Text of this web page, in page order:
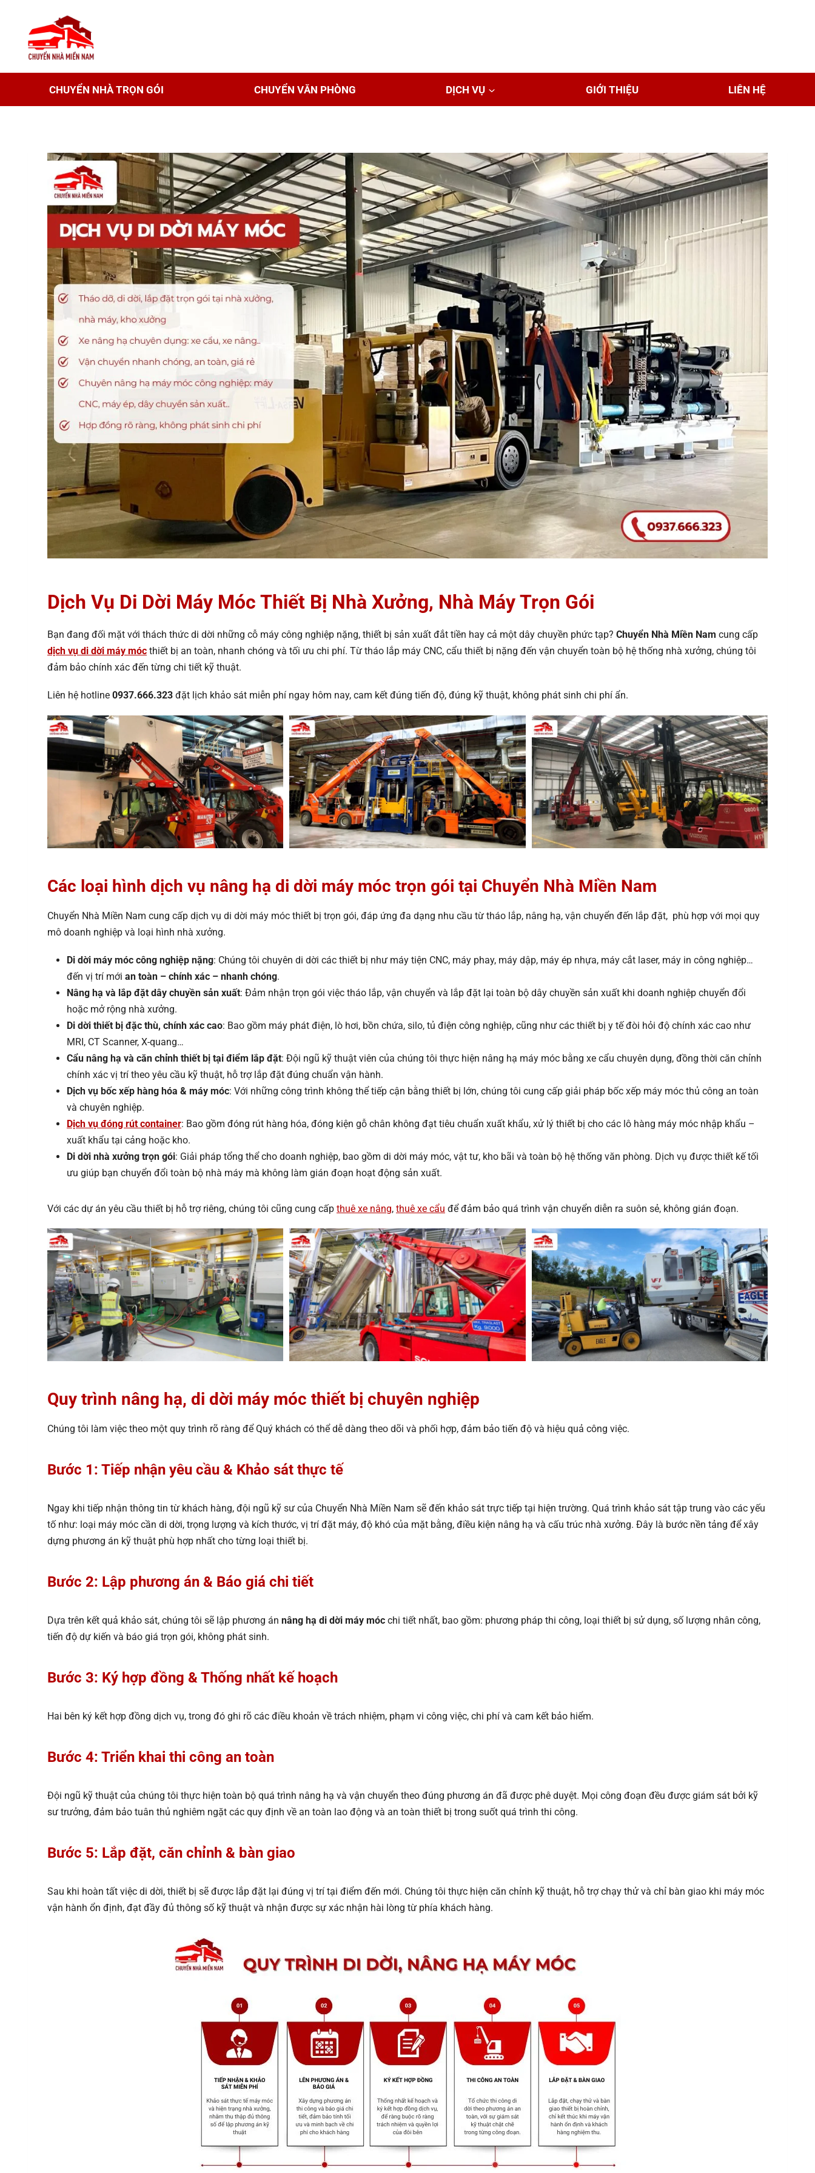
CHUYỂN NHÀ TRỌN GÓI CHUYỂN VĂN PHÒNG DỊCH VỤ GIỚI THIỆU LIÊN HỆ
Dịch Vụ Di Dời Máy Móc Thiết Bị Nhà Xưởng, Nhà Máy Trọn Gói
Bạn đang đối mặt với thách thức di dời những cỗ máy công nghiệp nặng, thiết bị sản xuất đắt tiền hay cả một dây chuyền phức tạp? Chuyển Nhà Miền Nam cung cấp
dịch vụ di dời máy móc thiết bị an toàn, nhanh chóng và tối ưu chi phí. Từ tháo lắp máy CNC, cẩu thiết bị nặng đến vận chuyển toàn bộ hệ thống nhà xưởng, chúng tôi
đảm bảo chính xác đến từng chi tiết kỹ thuật.
Liên hệ hotline 0937.666.323 đặt lịch khảo sát miễn phí ngay hôm nay, cam kết đúng tiến độ, đúng kỹ thuật, không phát sinh chi phí ẩn.
Các loại hình dịch vụ nâng hạ di dời máy móc trọn gói tại Chuyển Nhà Miền Nam
Chuyển Nhà Miền Nam cung cấp dịch vụ di dời máy móc thiết bị trọn gói, đáp ứng đa dạng nhu cầu từ tháo lắp, nâng hạ, vận chuyển đến lắp đặt, phù hợp với mọi quy
mô doanh nghiệp và loại hình nhà xưởng.
Di dời máy móc công nghiệp nặng: Chúng tôi chuyên di dời các thiết bị như máy tiện CNC, máy phay, máy dập, máy ép nhựa, máy cắt laser, máy in công nghiệp…
đến vị trí mới an toàn – chính xác – nhanh chóng.
Nâng hạ và lắp đặt dây chuyền sản xuất: Đảm nhận trọn gói việc tháo lắp, vận chuyển và lắp đặt lại toàn bộ dây chuyền sản xuất khi doanh nghiệp chuyển đổi
hoặc mở rộng nhà xưởng.
Di dời thiết bị đặc thù, chính xác cao: Bao gồm máy phát điện, lò hơi, bồn chứa, silo, tủ điện công nghiệp, cũng như các thiết bị y tế đòi hỏi độ chính xác cao như
MRI, CT Scanner, X-quang…
Cẩu nâng hạ và căn chỉnh thiết bị tại điểm lắp đặt: Đội ngũ kỹ thuật viên của chúng tôi thực hiện nâng hạ máy móc bằng xe cẩu chuyên dụng, đồng thời căn chỉnh
chính xác vị trí theo yêu cầu kỹ thuật, hỗ trợ lắp đặt đúng chuẩn vận hành.
Dịch vụ bốc xếp hàng hóa & máy móc: Với những công trình không thể tiếp cận bằng thiết bị lớn, chúng tôi cung cấp giải pháp bốc xếp máy móc thủ công an toàn
và chuyên nghiệp.
Dịch vụ đóng rút container: Bao gồm đóng rút hàng hóa, đóng kiện gỗ chân không đạt tiêu chuẩn xuất khẩu, xử lý thiết bị cho các lô hàng máy móc nhập khẩu –
xuất khẩu tại cảng hoặc kho.
Di dời nhà xưởng trọn gói: Giải pháp tổng thể cho doanh nghiệp, bao gồm di dời máy móc, vật tư, kho bãi và toàn bộ hệ thống văn phòng. Dịch vụ được thiết kế tối
ưu giúp bạn chuyển đổi toàn bộ nhà máy mà không làm gián đoạn hoạt động sản xuất.
Với các dự án yêu cầu thiết bị hỗ trợ riêng, chúng tôi cũng cung cấp thuê xe nâng, thuê xe cẩu để đảm bảo quá trình vận chuyển diễn ra suôn sẻ, không gián đoạn.
Quy trình nâng hạ, di dời máy móc thiết bị chuyên nghiệp
Chúng tôi làm việc theo một quy trình rõ ràng để Quý khách có thể dễ dàng theo dõi và phối hợp, đảm bảo tiến độ và hiệu quả công việc.
Bước 1: Tiếp nhận yêu cầu & Khảo sát thực tế
Ngay khi tiếp nhận thông tin từ khách hàng, đội ngũ kỹ sư của Chuyển Nhà Miền Nam sẽ đến khảo sát trực tiếp tại hiện trường. Quá trình khảo sát tập trung vào các yếu
tố như: loại máy móc cần di dời, trọng lượng và kích thước, vị trí đặt máy, độ khó của mặt bằng, điều kiện nâng hạ và cấu trúc nhà xưởng. Đây là bước nền tảng để xây
dựng phương án kỹ thuật phù hợp nhất cho từng loại thiết bị.
Bước 2: Lập phương án & Báo giá chi tiết
Dựa trên kết quả khảo sát, chúng tôi sẽ lập phương án nâng hạ di dời máy móc chi tiết nhất, bao gồm: phương pháp thi công, loại thiết bị sử dụng, số lượng nhân công,
tiến độ dự kiến và báo giá trọn gói, không phát sinh.
Bước 3: Ký hợp đồng & Thống nhất kế hoạch
Hai bên ký kết hợp đồng dịch vụ, trong đó ghi rõ các điều khoản về trách nhiệm, phạm vi công việc, chi phí và cam kết bảo hiểm.
Bước 4: Triển khai thi công an toàn
Đội ngũ kỹ thuật của chúng tôi thực hiện toàn bộ quá trình nâng hạ và vận chuyển theo đúng phương án đã được phê duyệt. Mọi công đoạn đều được giám sát bởi kỹ
sư trưởng, đảm bảo tuân thủ nghiêm ngặt các quy định về an toàn lao động và an toàn thiết bị trong suốt quá trình thi công.
Bước 5: Lắp đặt, căn chỉnh & bàn giao
Sau khi hoàn tất việc di dời, thiết bị sẽ được lắp đặt lại đúng vị trí tại điểm đến mới. Chúng tôi thực hiện căn chỉnh kỹ thuật, hỗ trợ chạy thử và chỉ bàn giao khi máy móc
vận hành ổn định, đạt đầy đủ thông số kỹ thuật và nhận được sự xác nhận hài lòng từ phía khách hàng.